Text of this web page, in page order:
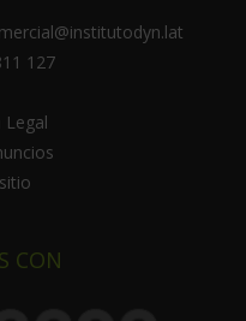
127
CON